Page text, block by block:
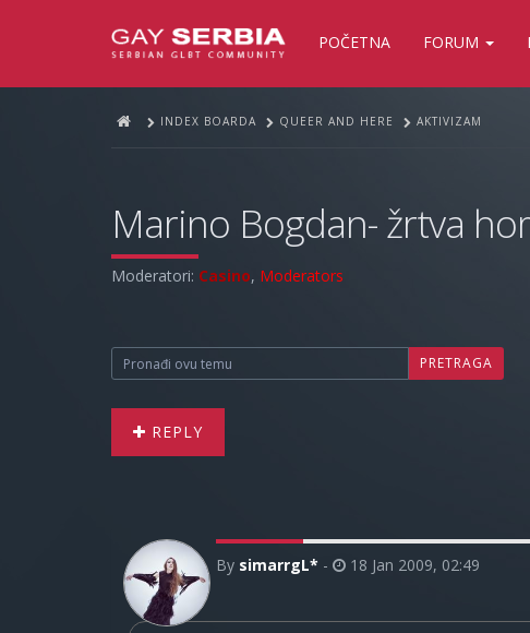
POČETNA FORUM
INDEX BOARDA QUEER AND HERE AKTIVIZAM
Marino Bogdan- žrtva
Moderatori: Casino, Moderators
PRETRAGA
REPLY
By simarrgL* - 18 Jan 2009, 02:49